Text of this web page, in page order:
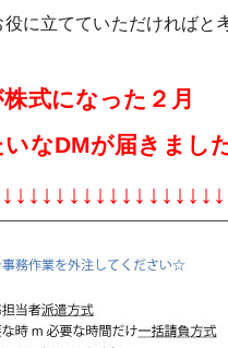
に立てていただければと
式になった２月
いなDMが届きました